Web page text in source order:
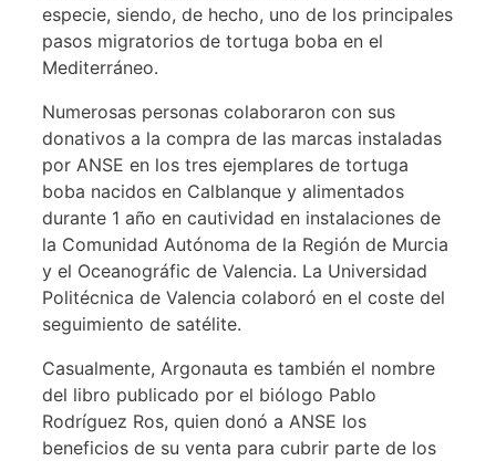
especie, siendo, de hecho, uno de los principales
pasos migratorios de tortuga boba en el
Mediterráneo.
Numerosas personas colaboraron con sus
donativos a la compra de las marcas instaladas
por ANSE en los tres ejemplares de tortuga
boba nacidos en Calblanque y alimentados
durante 1 año en cautividad en instalaciones de
la Comunidad Autónoma de la Región de Murcia
y el Oceanográfic de Valencia. La Universidad
Politécnica de Valencia colaboró en el coste del
seguimiento de satélite.
Casualmente, Argonauta es también el nombre
del libro publicado por el biólogo Pablo
Rodríguez Ros, quien donó a ANSE los
beneficios de su venta para cubrir parte de los